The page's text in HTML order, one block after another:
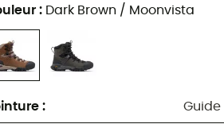
: Dark Brown / Moonvista
: Guide